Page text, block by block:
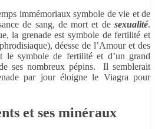
immémoriaux symbole de vie et de
de sang, de mort et de sexualité.
la grenade est symbole de fertilité et
déesse de l’Amour et des
symbole de fertilité et d’un grand
ses nombreux pépins. Il semblerait
par jour éloigne le Viagra pour
et ses minéraux